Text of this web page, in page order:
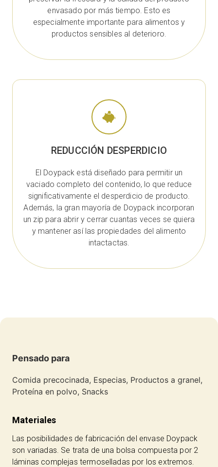
envasado por más tiempo. Esto es
especialmente importante para alimentos y
productos sensibles al deterioro.
REDUCCIÓN DESPERDICIO
El Doypack está diseñado para permitir un
vaciado completo del contenido, lo que reduce
significativamente el desperdicio de producto.
Además, la gran mayoría de Doypack incorporan
un zip para abrir y cerrar cuantas veces se quiera
y mantener así las propiedades del alimento
intactactas.
Pensado para
Comida precocinada, Especias, Productos a granel,
Proteína en polvo, Snacks
Materiales
Las posibilidades de fabricación del envase Doypack
son variadas. Se trata de una bolsa compuesta por 2
láminas complejas termoselladas por los extremos.